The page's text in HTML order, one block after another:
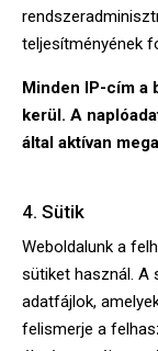
teljesítményének
Minden IP-cím a
kerül. A
által aktívan
4. Sütik
Weboldalunk a
sütiket használ. A
adatfájlok,
felismerje a